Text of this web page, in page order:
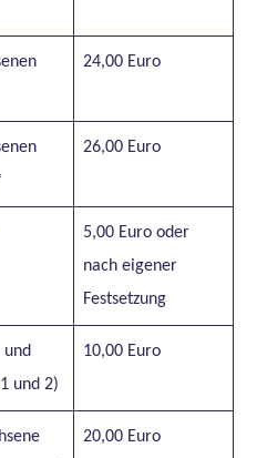
24,00 Euro
26,00 Euro
5,00 Euro oder
nach eigener
Festsetzung
und
und 2)
10,00 Euro
20,00 Euro